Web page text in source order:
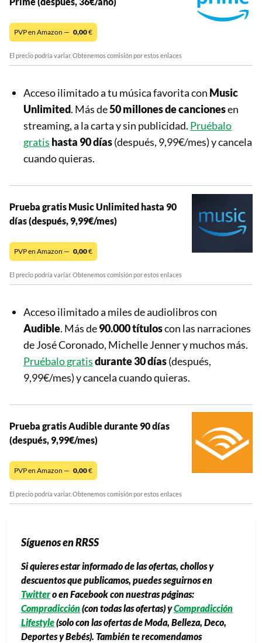
PVP en Amazon — 0,00€
El precio podría variar. Obtenemos comisión por estos enlaces
Acceso ilimitado a tu música favorita con Music
Unlimited. Más de50 millones de cancionesen
streaming, a la carta y sin publicidad. Pruébalo
gratis hasta 90 días(después, 9,99€/mes) y cancela
cuando quieras.
Prueba gratis Music Unlimited hasta 90
días (después, 9,99€/mes)
PVP en Amazon — 0,00€
El precio podría variar. Obtenemos comisión por estos enlaces
Acceso ilimitado a miles de audiolibros con
Audible. Más de90.000 títuloscon las narraciones
de José Coronado, Michelle Jenner y muchos más.
Pruébalo gratisdurante 30 días(después,
9,99€/mes) y cancela cuando quieras.
Prueba gratis Audible durante 90 días
(después, 9,99€/mes)
PVP en Amazon — 0,00€
El precio podría variar. Obtenemos comisión por estos enlaces
Síguenos en RRSS
Si quieres estar informado de las ofertas, chollos y
descuentos que publicamos, puedes seguirnos en
Twittero en Facebook con nuestras páginas:
Compradicción(con todas las ofertas) yCompradicción
Lifestyle(solo con las ofertas de Moda, Belleza, Deco,
Deportes y Bebés). También te recomendamos